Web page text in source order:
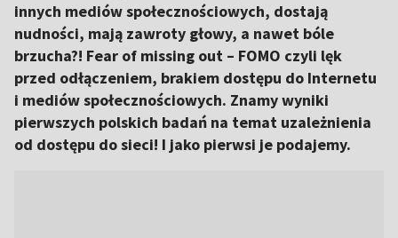
innych mediów społecznościowych, dostają
nudności, mają zawroty głowy, a nawet bóle
brzucha?! Fear of missing out – FOMO czyli lęk
przed odłączeniem, brakiem dostępu do Internetu
i mediów społecznościowych. Znamy wyniki
pierwszych polskich badań na temat uzależnienia
od dostępu do sieci! I jako pierwsi je podajemy.